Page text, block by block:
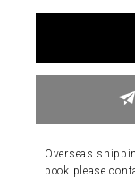
Overseas
book please